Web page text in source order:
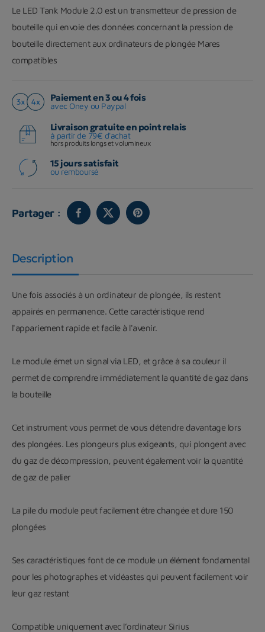
Le LED Tank Module 2.0 est un transmetteur de pression de
bouteille qui envoie des données concernant la pression de
bouteille directement aux ordinateurs de plongée Mares
compatibles
Paiement en 3 ou 4 fois
avec Oney ou Paypal
Livraison gratuite en point relais
à partir de 79€ d'achat
hors produits longs et volumineux
15 jours satisfait
ou remboursé
Partager :
Description
Une fois associés à un ordinateur de plongée, ils restent
appairés en permanence. Cette caractéristique rend
l'appariement rapide et facile à l'avenir.
Le module émet un signal via LED, et grâce à sa couleur il
permet de comprendre immédiatement la quantité de gaz dans
la bouteille
Cet instrument vous permet de vous détendre davantage lors
des plongées. Les plongeurs plus exigeants, qui plongent avec
du gaz de décompression, peuvent également voir la quantité
de gaz de palier
La pile du module peut facilement être changée et dure 150
plongées
Ses caractéristiques font de ce module un élément fondamental
pour les photographes et vidéastes qui peuvent facilement voir
leur gaz restant
Compatible uniquement avec l’ordinateur Sirius